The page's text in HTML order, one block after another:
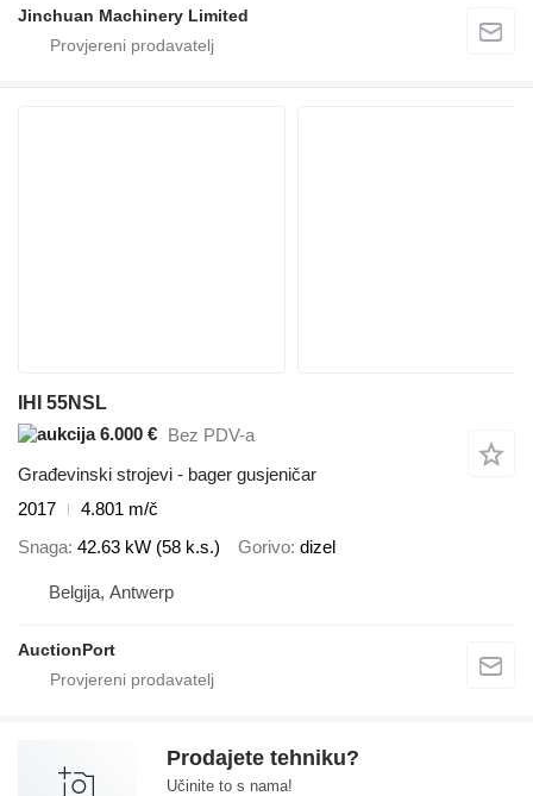
Jinchuan Machinery Limited
IHI 55NSL
6.000 € Bez PDV-a
Građevinski strojevi - bager gusjeničar
2017
4.801 m/č
Snaga 42.63 kW (58 k.s.) Gorivo dizel
Belgija, Antwerp
AuctionPort
Prodajete tehniku?
Učinite to s nama!